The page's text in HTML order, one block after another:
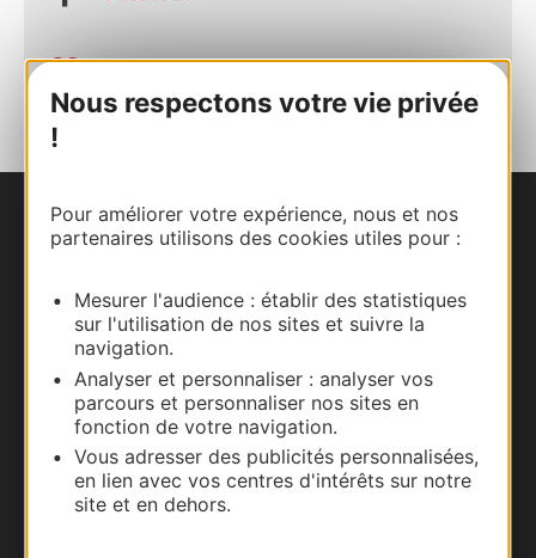
Nous respectons votre vie privée
!
Pour améliorer votre expérience, nous et nos
partenaires utilisons des cookies utiles pour :
Mesurer l'audience : établir des statistiques
sur l'utilisation de nos sites et suivre la
navigation.
Analyser et personnaliser : analyser vos
parcours et personnaliser nos sites en
fonction de votre navigation.
Vous adresser des publicités personnalisées,
en lien avec vos centres d'intérêts sur notre
site et en dehors.
AJOUTER
Nous contacter
Carte interactive
Documentation